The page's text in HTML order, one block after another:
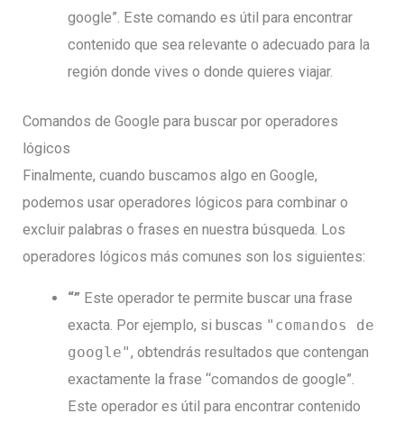
google”. Este comando es útil para encontrar
contenido que sea relevante o adecuado para la
región donde vives o donde quieres viajar.
Comandos de Google para buscar por operadores
lógicos
Finalmente, cuando buscamos algo en Google,
podemos usar operadores lógicos para combinar o
excluir palabras o frases en nuestra búsqueda. Los
operadores lógicos más comunes son los siguientes:
“” Este operador te permite buscar una frase
exacta. Por ejemplo, si buscas "comandos de
google", obtendrás resultados que contengan
exactamente la frase “comandos de google”.
Este operador es útil para encontrar contenido